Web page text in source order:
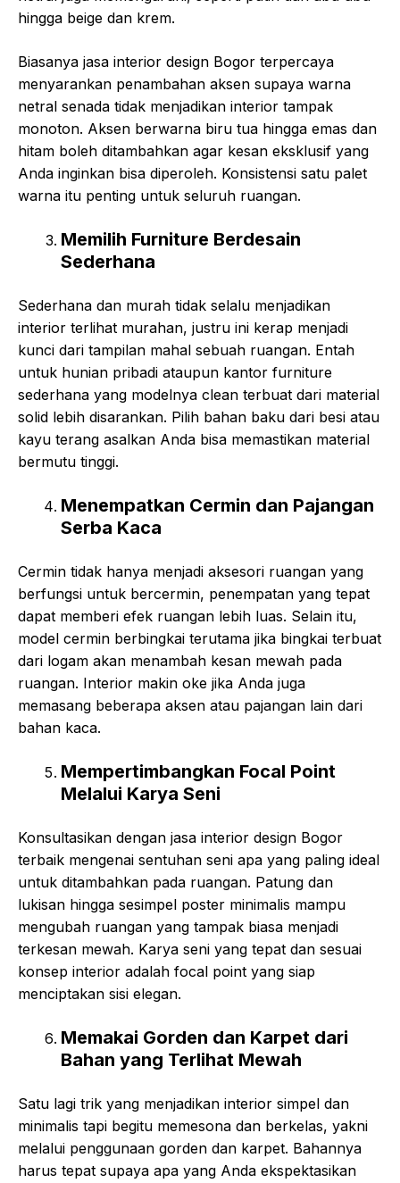
hingga beige dan krem.
Biasanya jasa interior design Bogor terpercaya
menyarankan penambahan aksen supaya warna
netral senada tidak menjadikan interior tampak
monoton. Aksen berwarna biru tua hingga emas dan
hitam boleh ditambahkan agar kesan eksklusif yang
Anda inginkan bisa diperoleh. Konsistensi satu palet
warna itu penting untuk seluruh ruangan.
Memilih Furniture Berdesain
Sederhana
Sederhana dan murah tidak selalu menjadikan
interior terlihat murahan, justru ini kerap menjadi
kunci dari tampilan mahal sebuah ruangan. Entah
untuk hunian pribadi ataupun kantor furniture
sederhana yang modelnya clean terbuat dari material
solid lebih disarankan. Pilih bahan baku dari besi atau
kayu terang asalkan Anda bisa memastikan material
bermutu tinggi.
Menempatkan Cermin dan Pajangan
Serba Kaca
Cermin tidak hanya menjadi aksesori ruangan yang
berfungsi untuk bercermin, penempatan yang tepat
dapat memberi efek ruangan lebih luas. Selain itu,
model cermin berbingkai terutama jika bingkai terbuat
dari logam akan menambah kesan mewah pada
ruangan. Interior makin oke jika Anda juga
memasang beberapa aksen atau pajangan lain dari
bahan kaca.
Mempertimbangkan Focal Point
Melalui Karya Seni
Konsultasikan dengan jasa interior design Bogor
terbaik mengenai sentuhan seni apa yang paling ideal
untuk ditambahkan pada ruangan. Patung dan
lukisan hingga sesimpel poster minimalis mampu
mengubah ruangan yang tampak biasa menjadi
terkesan mewah. Karya seni yang tepat dan sesuai
konsep interior adalah focal point yang siap
menciptakan sisi elegan.
Memakai Gorden dan Karpet dari
Bahan yang Terlihat Mewah
Satu lagi trik yang menjadikan interior simpel dan
minimalis tapi begitu memesona dan berkelas, yakni
melalui penggunaan gorden dan karpet. Bahannya
harus tepat supaya apa yang Anda ekspektasikan